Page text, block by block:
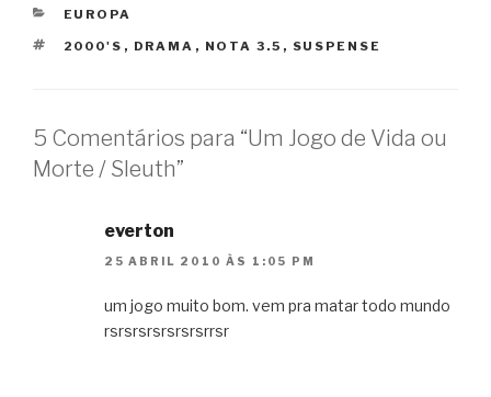
CATEGORIAS
EUROPA
TAGS
2000'S , DRAMA , NOTA 3.5 , SUSPENSE
5 Comentários para “Um Jogo de Vida ou
Morte / Sleuth”
everton
25 ABRIL 2010 ÀS 1:05 PM
um jogo muito bom. vem pra matar todo mundo
rsrsrsrsrsrsrsrrsr